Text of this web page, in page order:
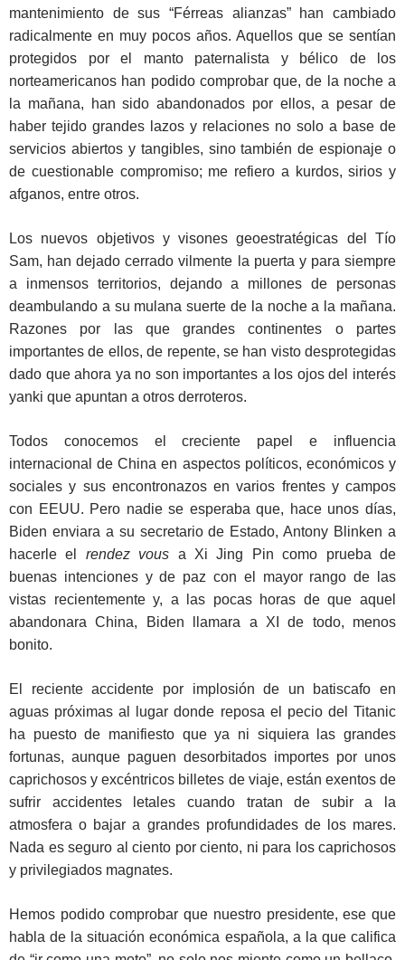
mantenimiento de sus “Férreas alianzas” han cambiado
radicalmente en muy pocos años. Aquellos que se sentían
protegidos por el manto paternalista y bélico de los
norteamericanos han podido comprobar que, de la noche a
la mañana, han sido abandonados por ellos, a pesar de
haber tejido grandes lazos y relaciones no solo a base de
servicios abiertos y tangibles, sino también de espionaje o
de cuestionable compromiso; me refiero a kurdos, sirios y
afganos, entre otros.
Los nuevos objetivos y visones geoestratégicas del Tío
Sam, han dejado cerrado vilmente la puerta y para siempre
a inmensos territorios, dejando a millones de personas
deambulando a su mulana suerte de la noche a la mañana.
Razones por las que grandes continentes o partes
importantes de ellos, de repente, se han visto desprotegidas
dado que ahora ya no son importantes a los ojos del interés
yanki que apuntan a otros derroteros.
Todos conocemos el creciente papel e influencia
internacional de China en aspectos políticos, económicos y
sociales y sus encontronazos en varios frentes y campos
con EEUU. Pero nadie se esperaba que, hace unos días,
Biden enviara a su secretario de Estado, Antony Blinken a
hacerle el rendez vous a Xi Jing Pin como prueba de
buenas intenciones y de paz con el mayor rango de las
vistas recientemente y, a las pocas horas de que aquel
abandonara China, Biden llamara a XI de todo, menos
bonito.
El reciente accidente por implosión de un batiscafo en
aguas próximas al lugar donde reposa el pecio del Titanic
ha puesto de manifiesto que ya ni siquiera las grandes
fortunas, aunque paguen desorbitados importes por unos
caprichosos y excéntricos billetes de viaje, están exentos de
sufrir accidentes letales cuando tratan de subir a la
atmosfera o bajar a grandes profundidades de los mares.
Nada es seguro al ciento por ciento, ni para los caprichosos
y privilegiados magnates.
Hemos podido comprobar que nuestro presidente, ese que
habla de la situación económica española, a la que califica